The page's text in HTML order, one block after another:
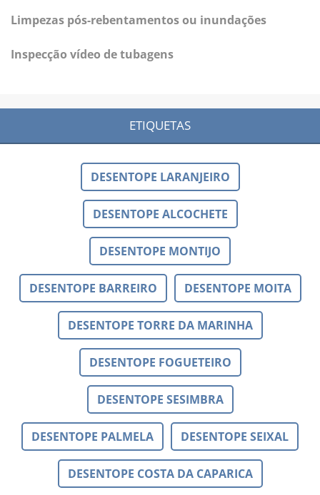
Limpezas pós-rebentamentos ou inundações
Inspecção vídeo de tubagens
ETIQUETAS
DESENTOPE LARANJEIRO
DESENTOPE ALCOCHETE
DESENTOPE MONTIJO
DESENTOPE BARREIRO DESENTOPE MOITA
DESENTOPE TORRE DA MARINHA
DESENTOPE FOGUETEIRO
DESENTOPE SESIMBRA
DESENTOPE PALMELA DESENTOPE SEIXAL
DESENTOPE COSTA DA CAPARICA